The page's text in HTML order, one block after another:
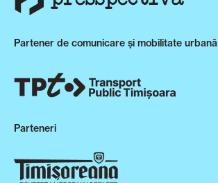
Partener de comunicare și mobilitate urbană
Parteneri